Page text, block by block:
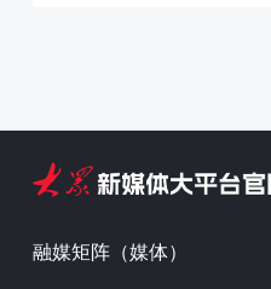
融媒矩阵（媒体）